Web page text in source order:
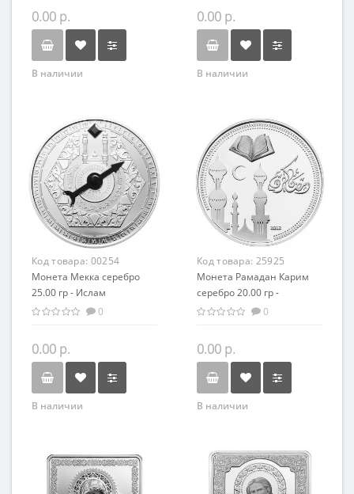
рождения
0.00 р.
В наличии
день рождения
0.00 р.
В наличии
Код товара: 00254
Монета Мекка серебро
25.00 гр - Ислам
Саудовская Аравия
0
0.00 р.
В наличии
Код товара: 25925
Монета Рамадан Карим
серебро 20.00 гр -
Исламский праздник
0
0.00 р.
В наличии